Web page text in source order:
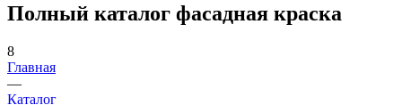
Полный каталог фасадная краска
8
Главная
—
Каталог